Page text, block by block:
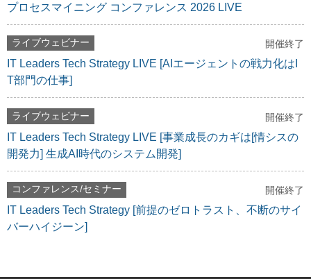
プロセスマイニング コンファレンス 2026 LIVE
ライブウェビナー 開催終了
IT Leaders Tech Strategy LIVE [AIエージェントの戦力化はI
T部門の仕事]
ライブウェビナー 開催終了
IT Leaders Tech Strategy LIVE [事業成長のカギは[情シスの
開発力] 生成AI時代のシステム開発]
コンファレンス/セミナー 開催終了
IT Leaders Tech Strategy [前提のゼロトラスト、不断のサイ
バーハイジーン]